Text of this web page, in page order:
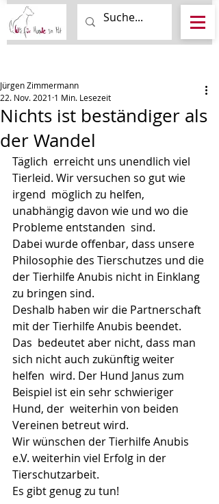
Nichts ist beständiger als
der Wandel
Jürgen Zimmermann
22. Nov. 2021 1 Min. Lesezeit
Täglich  erreicht uns unendlich viel
Tierleid. Wir versuchen so gut wie
irgend  möglich zu helfen,
unabhängig davon wie und wo die
Probleme entstanden  sind.
Dabei wurde offenbar, dass unsere
Philosophie des Tierschutzes und die
der Tierhilfe Anubis nicht in Einklang
zu bringen sind.
Deshalb haben wir die Partnerschaft
mit der Tierhilfe Anubis beendet.
Das  bedeutet aber nicht, dass man
sich nicht auch zukünftig weiter
helfen  wird. Der Hund Janus zum
Beispiel ist ein sehr schwieriger
Hund, der  weiterhin von beiden
Vereinen betreut wird.
Wir wünschen der Tierhilfe Anubis
e.V. weiterhin viel Erfolg in der
Tierschutzarbeit.
Es gibt genug zu tun!